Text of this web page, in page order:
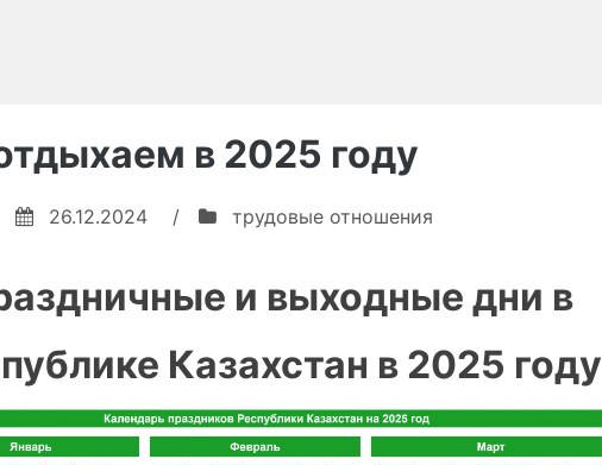
в 2025 году
26.12.2024 / трудовые отношения
и выходные дни в
Казахстан в 2025 году